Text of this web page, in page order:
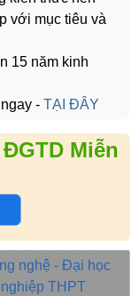
với mục tiêu và
15 năm kinh
- TẠI ĐÂY
Miễn
nghệ - Đại học
THPT